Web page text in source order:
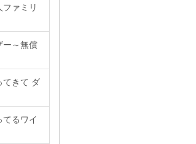
ァミリ
ー～無償
てきて ダ
るワイ